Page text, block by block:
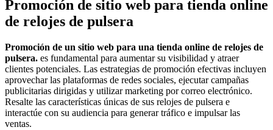
Promoción de sitio web para tienda online
de relojes de pulsera
Promoción de un sitio web para una tienda online de relojes de
pulsera. es fundamental para aumentar su visibilidad y atraer
clientes potenciales. Las estrategias de promoción efectivas incluyen
aprovechar las plataformas de redes sociales, ejecutar campañas
publicitarias dirigidas y utilizar marketing por correo electrónico.
Resalte las características únicas de sus relojes de pulsera e
interactúe con su audiencia para generar tráfico e impulsar las
ventas.